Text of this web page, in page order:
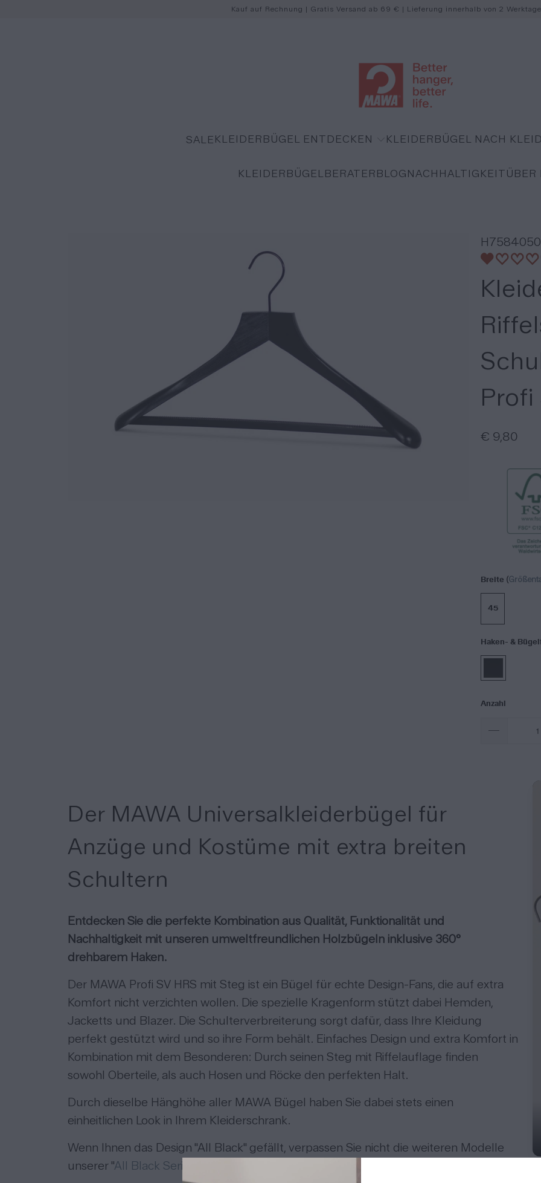
Kauf auf Rechnung | Gratis Versand ab 69 € | Lieferung innerhalb von 2
SALEKLEIDERBÜGEL ENTDECKEN KLEIDERBÜGEL NACH
KLEIDERBÜGELBERATERBLOGNACHHALTIGKEITÜBER
Profi
€ 9,80
Breite (
45
Haken- &
Anzahl
Der MAWA Universalkleiderbügel für
Anzüge und Kostüme mit extra breiten
Schultern
Entdecken Sie die perfekte Kombination aus Qualität, Funktionalität und
Nachhaltigkeit mit unseren umweltfreundlichen Holzbügeln inklusive 360°
drehbarem Haken.
Der MAWA Profi SV HRS mit Steg ist ein Bügel für echte Design-Fans, die auf extra
Komfort nicht verzichten wollen. Die spezielle Kragenform stützt dabei Hemden,
Jacketts und Blazer. Die Schulterverbreiterung sorgt dafür, dass Ihre Kleidung
perfekt gestützt wird und so ihre Form behält. Einfaches Design und extra Komfort in
Kombination mit dem Besonderen: Durch seinen Steg mit Riffelauflage finden
sowohl Oberteile, als auch Hosen und Röcke den perfekten Halt.
Durch dieselbe Hänghöhe aller MAWA Bügel haben Sie dabei stets einen
einheitlichen Look in Ihrem Kleiderschrank.
Wenn Ihnen das Design "All Black" gefällt, verpassen Sie nicht die weiteren Modelle
unserer "All Black Serie